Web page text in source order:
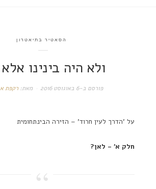
הסאטיר בתיאטרון
ולא היה בינינו אלא
פורסם ב-6 באוגוסט 2016 מאת:רקפת
על 'הדרך לעין חרוד' – הזירה הבינתחומית
חלק א' – לאן?